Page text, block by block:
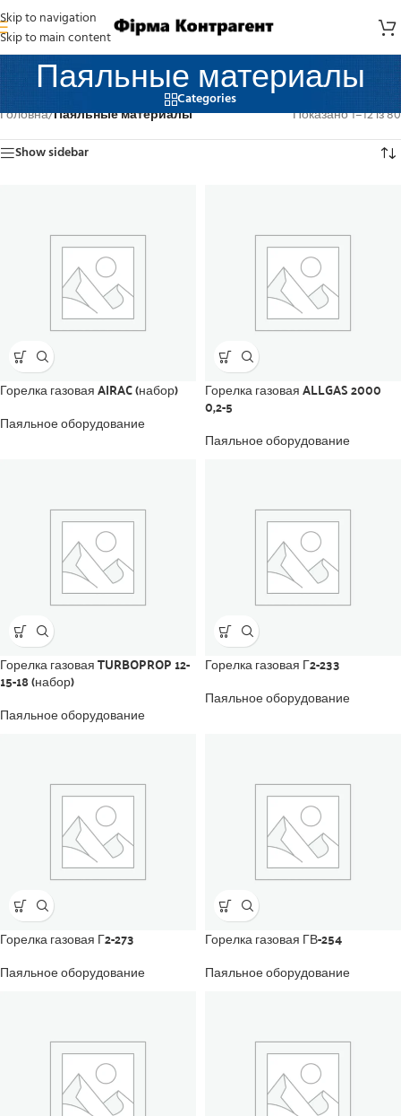
Skip to navigation
Skip to main content
Паяльные материалы
Categories
Головна/Паяльные материалы
Показано 1–12 із 80
Show sidebar
Горелка газовая AIRAC (набор)
Паяльное оборудование
Горелка газовая ALLGAS 2000
0,2-5
Паяльное оборудование
Горелка газовая TURBOPROP 12-
15-18 (набор)
Паяльное оборудование
Горелка газовая Г2-233
Паяльное оборудование
Горелка газовая Г2-273
Паяльное оборудование
Горелка газовая ГВ-254
Паяльное оборудование